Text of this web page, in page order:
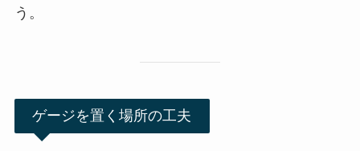
う。
ゲージを置く場所の工夫